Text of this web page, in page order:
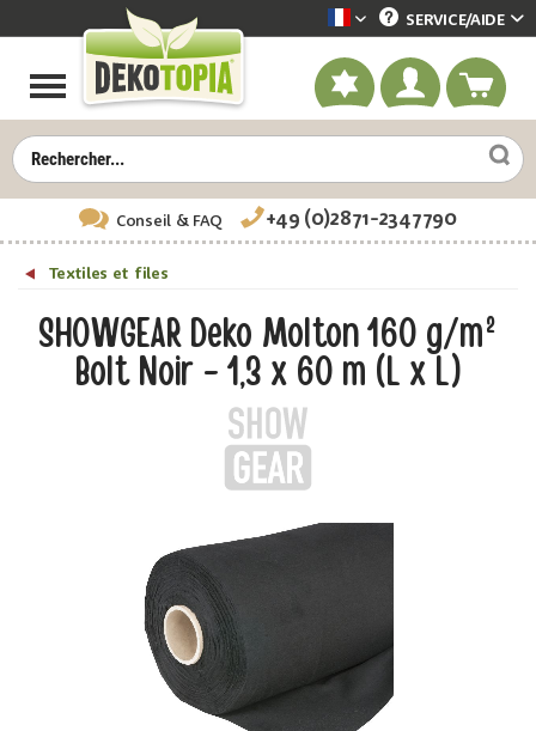
Dekotopia französisch
SERVICE/AIDE
Conseil& FAQ +49 (0)2871-2347790
Textiles et files
SHOWGEAR Deko Molton 160 g/m²
Bolt Noir - 1,3 x 60 m (L x L)